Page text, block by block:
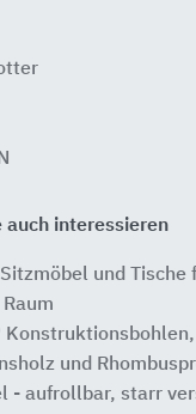
auch interessieren
und Tische
Konstruktionsbohlen,
und
- aufrollbar, starr